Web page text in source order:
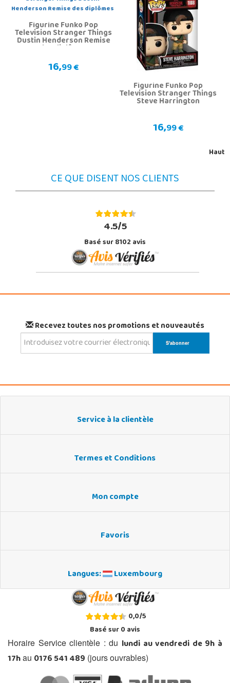
Figurine Funko Pop
Television Stranger Things
Dustin Henderson Remise
des diplômes
16,99 €
Figurine Funko Pop
Television Stranger Things
Steve Harrington
16,99 €
Haut
CE QUE DISENT NOS CLIENTS
4.5/5
Basé sur 8102 avis
Recevez toutes nos promotions et nouveautés
Service à la clientèle
Termes et Conditions
Mon compte
Favoris
Langues: Luxembourg
0,0/5
Basé sur0avis
Horaire Service clientèle : du lundi au vendredi de 9h à
17hau 0176 541 489 (jours ouvrables)